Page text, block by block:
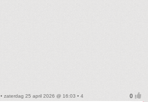
• zaterdag 25 april 2026 @ 16:03 • 4